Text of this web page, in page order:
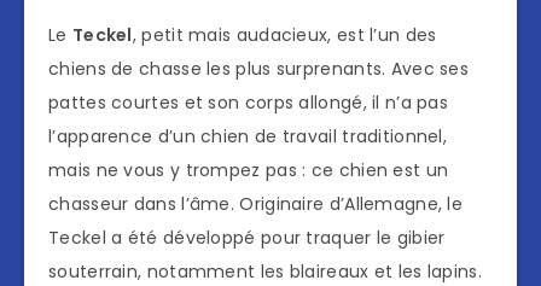
Le Teckel, petit mais audacieux, est l’un des
chiens de chasse les plus surprenants. Avec ses
pattes courtes et son corps allongé, il n’a pas
l’apparence d’un chien de travail traditionnel,
mais ne vous y trompez pas : ce chien est un
chasseur dans l’âme. Originaire d’Allemagne, le
Teckel a été développé pour traquer le gibier
souterrain, notamment les blaireaux et les lapins.